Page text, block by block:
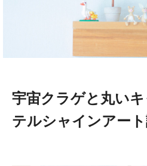
宇宙クラゲと丸い
テルシャインアー